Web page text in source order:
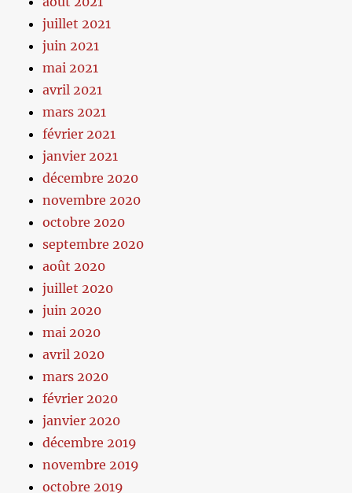
juillet 2021
juin 2021
mai 2021
avril 2021
mars 2021
février 2021
janvier 2021
décembre 2020
novembre 2020
octobre 2020
septembre 2020
août 2020
juillet 2020
juin 2020
mai 2020
avril 2020
mars 2020
février 2020
janvier 2020
décembre 2019
novembre 2019
octobre 2019